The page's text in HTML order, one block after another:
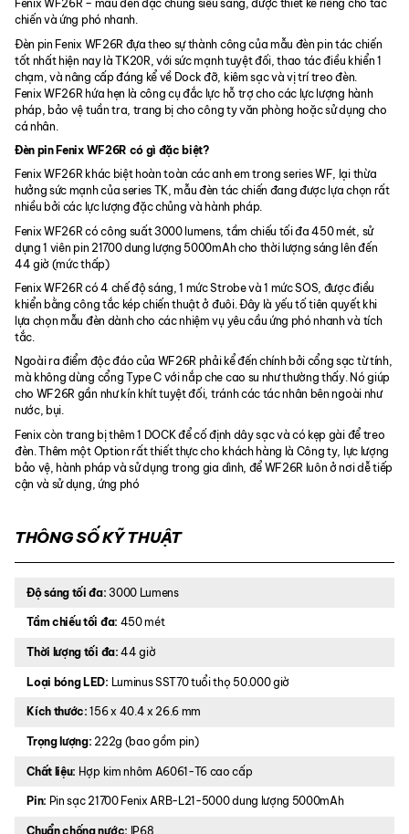
Fenix WF26R – mẫu đèn đặc chủng siêu sáng, được thiết kế riêng cho tác
chiến và ứng phó nhanh.
Đèn pin Fenix WF26R đựa theo sự thành công của mẫu đèn pin tác chiến
tốt nhất hiện nay là TK20R, với sức mạnh tuyệt đối, thao tác điều khiển 1
chạm, và nâng cấp đáng kể về Dock đỡ, kiêm sạc và vị trí treo đèn.
Fenix WF26R hứa hẹn là công cụ đắc lực hỗ trợ cho các lực lượng hành
pháp, bảo vệ tuần tra, trang bị cho công ty văn phòng hoặc sử dụng cho
cá nhân.
Đèn pin Fenix WF26R có gì đặc biệt?
Fenix WF26R khác biệt hoàn toàn các anh em trong series WF, lại thừa
hưởng sức mạnh của series TK, mẫu đèn tác chiến đang được lựa chọn rất
nhiều bởi các lực lượng đặc chủng và hành pháp.
Fenix WF26R có công suất 3000 lumens, tầm chiếu tối đa 450 mét, sử
dụng 1 viên pin 21700 dung lượng 5000mAh cho thời lượng sáng lên đến
44 giờ (mức thấp)
Fenix WF26R có 4 chế độ sáng, 1 mức Strobe và 1 mức SOS, được điều
khiển bằng công tắc kép chiến thuật ở đuôi. Đây là yếu tố tiên quyết khi
lựa chọn mẫu đèn dành cho các nhiệm vụ yêu cầu ứng phó nhanh và tích
tắc.
Ngoài ra điểm độc đáo của WF26R phải kể đến chính bởi cổng sạc từ tính,
mà không dùng cổng Type C với nắp che cao su như thường thấy. Nó giúp
cho WF26R gần như kín khít tuyệt đối, tránh các tác nhân bên ngoài như
nước, bụi.
Fenix còn trang bị thêm 1 DOCK để cố định dây sạc và có kẹp gài để treo
đèn. Thêm một Option rất thiết thực cho khách hàng là Công ty, lực lượng
bảo vệ, hành pháp và sử dụng trong gia dình, để WF26R luôn ở nơi dễ tiếp
cận và sử dụng, ứng phó
THÔNG SỐ KỸ THUẬT
Độ sáng tối đa: 3000 Lumens
Tầm chiếu tối đa: 450 mét
Thời lượng tối đa:44 giờ
Loại bóng LED: Luminus SST70 tuổi thọ 50.000 giờ
Kích thước:156 x 40.4 x 26.6 mm
Trọng lượng: 222g (bao gồm pin)
Chất liệu: Hợp kim nhôm A6061-T6 cao cấp
Pin: Pin sạc 21700 Fenix ARB-L21-5000 dung lượng 5000mAh
Chuẩn chống nước: IP68